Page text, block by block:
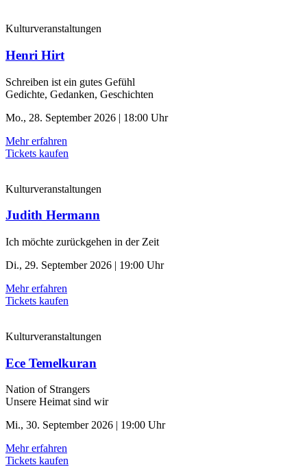
Kulturveranstaltungen
Henri Hirt
Schreiben ist ein gutes Gefühl
Gedichte, Gedanken, Geschichten
Mo., 28. September 2026 | 18:00 Uhr
Mehr erfahren
Tickets kaufen
Kulturveranstaltungen
Judith Hermann
Ich möchte zurückgehen in der Zeit
Di., 29. September 2026 | 19:00 Uhr
Mehr erfahren
Tickets kaufen
Kulturveranstaltungen
Ece Temelkuran
Nation of Strangers
Unsere Heimat sind wir
Mi., 30. September 2026 | 19:00 Uhr
Mehr erfahren
Tickets kaufen